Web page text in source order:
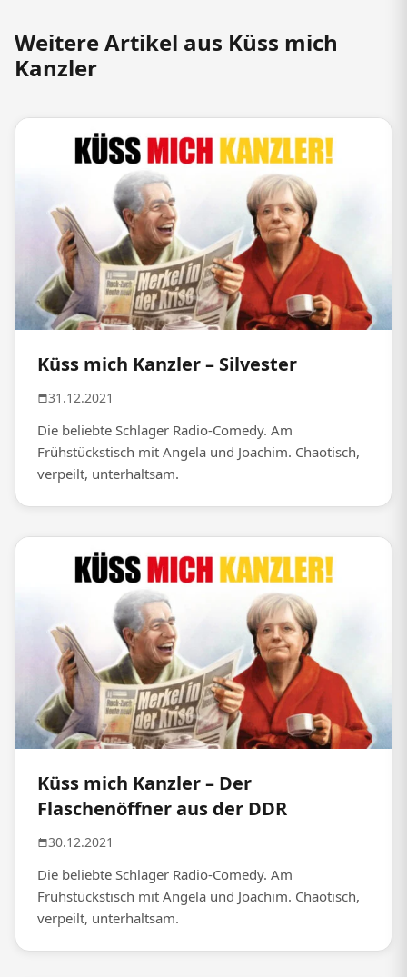
Weitere Artikel aus Küss mich
Kanzler
Küss mich Kanzler – Silvester
31.12.2021
Die beliebte Schlager Radio-Comedy. Am
Frühstückstisch mit Angela und Joachim. Chaotisch,
verpeilt, unterhaltsam.
Küss mich Kanzler – Der
Flaschenöffner aus der DDR
30.12.2021
Die beliebte Schlager Radio-Comedy. Am
Frühstückstisch mit Angela und Joachim. Chaotisch,
verpeilt, unterhaltsam.